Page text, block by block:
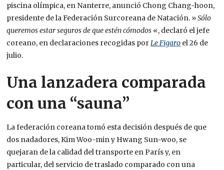
piscina olímpica, en Nanterre, anunció Chong Chang-hoon,
presidente de la Federación Surcoreana de Natación. »Sólo
queremos estar seguros de que estén cómodos «, declaró el jefe
coreano, en declaraciones recogidas porLe Figaro el 26 de
julio.
Una lanzadera comparada
con una “sauna”
La federación coreana tomó esta decisión después de que
dos nadadores, Kim Woo-min y Hwang Sun-woo, se
quejaran de la calidad del transporte en París y, en
particular, del servicio de traslado comparado con una